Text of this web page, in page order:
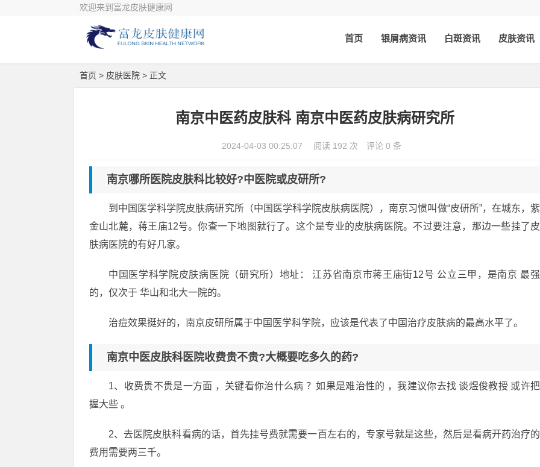
欢迎来到富龙皮肤健康网
首页 银屑病资讯 白斑资讯 皮肤资讯
首页 > 皮肤医院 > 正文
南京中医药皮肤科 南京中医药皮肤病研究所
2024-04-03 00:25:07 阅读 192 次 评论 0 条
南京哪所医院皮肤科比较好?中医院或皮研所?
到中国医学科学院皮肤病研究所（中国医学科学院皮肤病医院），南京习惯叫做“皮研所”，在城东，紫
金山北麓，蒋王庙12号。你查一下地图就行了。这个是专业的皮肤病医院。不过要注意，那边一些挂了皮
肤病医院的有好几家。
中国医学科学院皮肤病医院（研究所）地址： 江苏省南京市蒋王庙街12号 公立三甲，是南京 最强
的，仅次于 华山和北大一院的。
治痘效果挺好的，南京皮研所属于中国医学科学院，应该是代表了中国治疗皮肤病的最高水平了。
南京中医皮肤科医院收费贵不贵?大概要吃多久的药?
1、收费贵不贵是一方面 ，关键看你治什么病 ？如果是难治性的 ，我建议你去找 谈煜俊教授 或许把
握大些 。
2、去医院皮肤科看病的话，首先挂号费就需要一百左右的，专家号就是这些，然后是看病开药治疗的
费用需要两三千。